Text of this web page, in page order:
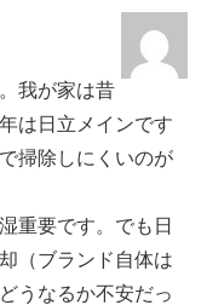
我が家は昔
は日立メインです
掃除しにくいのが
重要です。でも日
（ブランド自体は
うなるか不安だっ